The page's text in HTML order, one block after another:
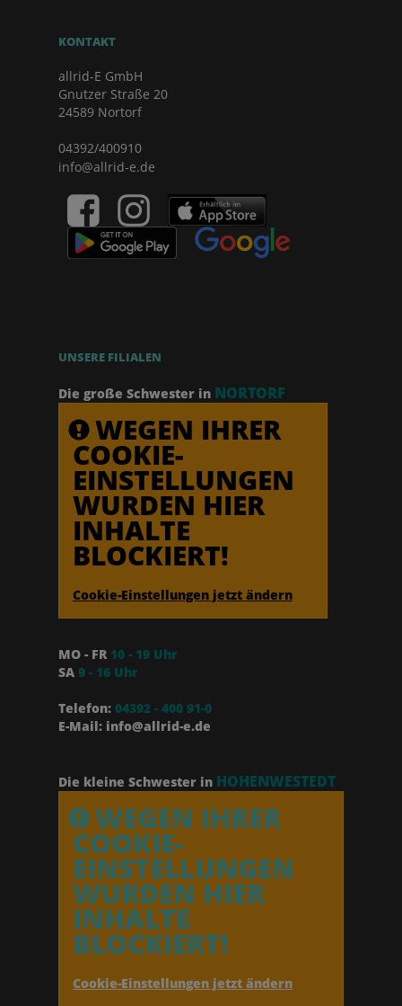
KONTAKT
allrid-E GmbH
Gnutzer Straße 20
24589 Nortorf
04392/400910
info@allrid-e.de
UNSERE FILIALEN
Die große Schwester in NORTORF
WEGEN IHRER
COOKIE-
EINSTELLUNGEN
WURDEN HIER
INHALTE
BLOCKIERT!
Cookie-Einstellungen jetzt ändern
MO - FR 10 - 19 Uhr
SA 9 - 16 Uhr
Telefon: 04392 - 400 91-0
E-Mail: info@allrid-e.de
Die kleine Schwester in HOHENWESTEDT
WEGEN IHRER
COOKIE-
EINSTELLUNGEN
WURDEN HIER
INHALTE
BLOCKIERT!
Cookie-Einstellungen jetzt ändern